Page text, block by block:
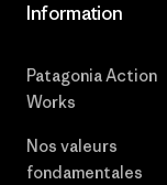
Information
Patagonia Action
Works
Nos valeurs
fondamentales